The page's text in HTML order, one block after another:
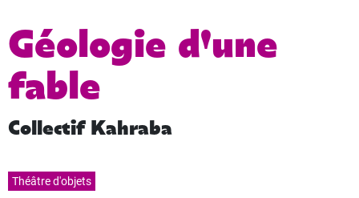
Géologie d'une
fable
Collectif Kahraba
Théâtre d'objets